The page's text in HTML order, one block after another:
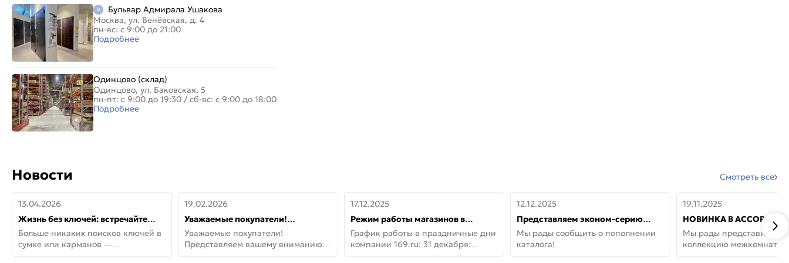
Бульвар Адмирала Ушакова
Москва, ул. Венёвская, д. 4
пн-вс: с 9:00 до 21:00
Подробнее
Одинцово (склад)
Одинцово, ул. Баковская, 5
пн-пт: с 9:00 до 19:30 / сб-вс: с 9:00 до 18:00
Подробнее
Новости Смотреть все
13.04.2026
Жизнь без ключей: встречайте
новую дверь СИТИ ИНТЕГРА
АйКью!
Больше никаких поисков ключей в
сумке или карманов —
представляем СИТИ ИНТЕГРА
19.02.2026
Уважаемые покупатели!
Представляем вашему вниманию
новинки от Armadillo!
Уважаемые покупатели!
Представляем вашему вниманию
новинки от Armadillo! Новая
17.12.2025
Режим работы магазинов в
праздничные дни с 31 декабря по
11 января
График работы в праздничные дни
компании 169.ru: 31 декабря:
Заказы, самовывоз и доставки —
12.12.2025
Представляем эконом-серию
дверей от бренда Portika, где цена
не значит «просто»
Мы рады сообщить о пополнении
каталога!
19.11.2025
НОВИНКА В
ДВЕРИ GLOSSMAT —
НЕОКЛАССИКА И УЮТ
Мы рады представить
коллекцию
GlossMat